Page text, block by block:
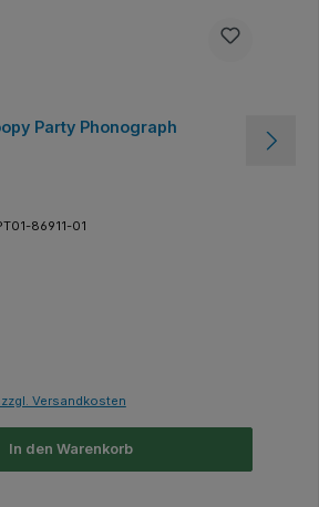
Party Phonograph
86911-01
Versandkosten
In den Warenkorb